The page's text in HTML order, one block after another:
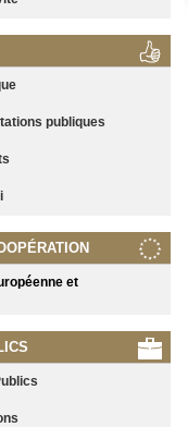
publiques
et